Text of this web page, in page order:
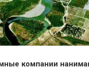
компании